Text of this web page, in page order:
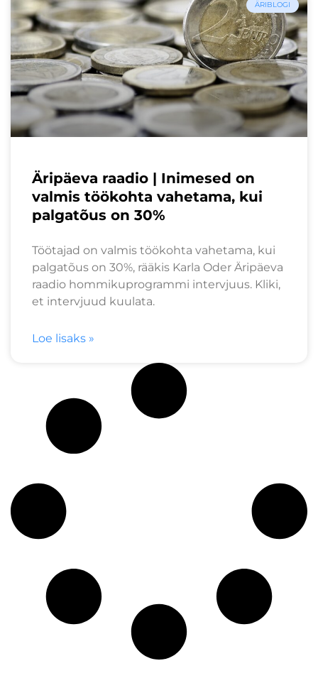
ÄRIBLOGI
Äripäeva raadio | Inimesed on
valmis töökohta vahetama, kui
palgatõus on 30%
Töötajad on valmis töökohta vahetama, kui
palgatõus on 30%, rääkis Karla Oder Äripäeva
raadio hommikuprogrammi intervjuus. Kliki,
et intervjuud kuulata.
Loe lisaks »